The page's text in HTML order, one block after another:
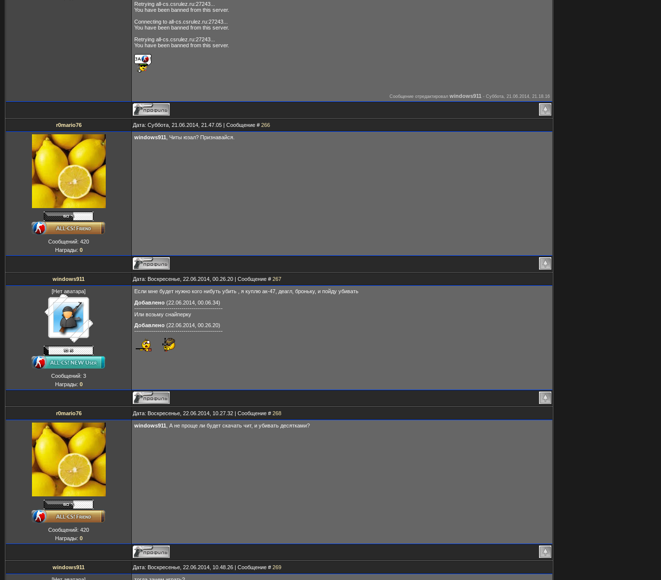
Retrying all-cs.csrulez.ru:27243...
You have been banned from this server.
Connecting to all-cs.csrulez.ru:27243...
You have been banned from this server.
Retrying all-cs.csrulez.ru:27243...
You have been banned from this server.
Сообщение отредактировал windows911 - Суббота, 21.06.2014, 21.18.16
r0mario76 Дата: Суббота, 21.06.2014, 21.47.05 | Сообщение # 266
Сообщений: 420
Награды: 0
windows911 , Читы юзал? Признавайся.
windows911 Дата: Воскресенье, 22.06.2014, 00.26.20 | Сообщение # 267
[Нет аватара]
Сообщений: 3
Награды: 0
Если мне будет нужно кого нибуть убить , я куплю ак-47, деагл, броньку, и пойду убивать
Добавлено (22.06.2014, 00.06.34)
---------------------------------------------
Или возьму снайперку
Добавлено (22.06.2014, 00.26.20)
---------------------------------------------
r0mario76 Дата: Воскресенье, 22.06.2014, 10.27.32 | Сообщение # 268
Сообщений: 420
Награды: 0
windows911 , А не проще ли будет скачать чит, и убивать десятками?
windows911 Дата: Воскресенье, 22.06.2014, 10.48.26 | Сообщение # 269